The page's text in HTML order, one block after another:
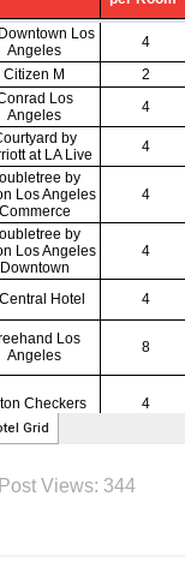
Post Views: 344